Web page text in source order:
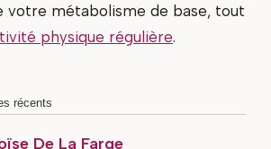
votre métabolisme de base, tout
physique régulière.
récents
De La Farge